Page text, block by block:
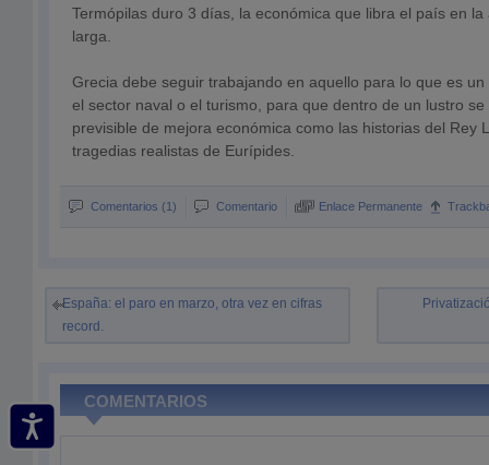
Termópilas duro 3 días, la económica que libra el país en
larga.
Grecia debe seguir trabajando en aquello para lo que es
el sector naval o el turismo, para que dentro de un lustro
previsible de mejora económica como las historias del Rey
tragedias realistas de Eurípides.
Comentarios (1) Comentario Enlace Permanente
España: el paro en marzo, otra vez en cifras
record.
COMENTARIOS